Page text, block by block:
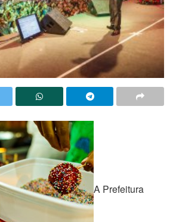
A Prefeitura